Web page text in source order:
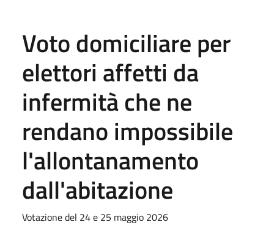
Voto domiciliare per
elettori affetti da
infermità che ne
rendano impossibile
l'allontanamento
dall'abitazione
Votazione del 24 e 25 maggio 2026